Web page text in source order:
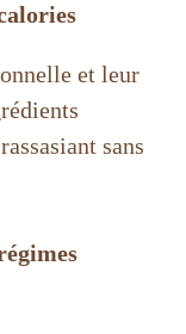
et leur
sans